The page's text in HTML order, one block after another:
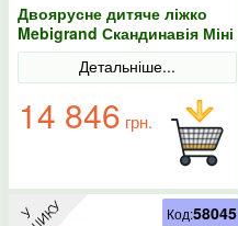
Двоярусне дитяче ліжко
Mebigrand Скандинавія Міні
Білий (RAL9003)/Горіх
світлий 80х190 з ящиками
Детальніше...
14 846 грн.
Код:58045